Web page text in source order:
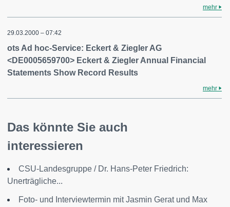
mehr
29.03.2000 – 07:42
ots Ad hoc-Service: Eckert & Ziegler AG
<DE0005659700> Eckert & Ziegler Annual Financial
Statements Show Record Results
mehr
Das könnte Sie auch
interessieren
CSU-Landesgruppe / Dr. Hans-Peter Friedrich:
Unerträgliche...
Foto- und Interviewtermin mit Jasmin Gerat und Max